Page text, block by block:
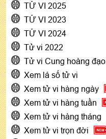
TỬ VI 2025
TỬ VI 2023
TỬ VI 2024
Tử vi 2022
Tử vi Cung hoàng đạo
Xem lá số tử vi
Xem tử vi hàng ngày
Xem tử vi hàng tuần
Xem tử vi hàng tháng
Xem tử vi trọn đời